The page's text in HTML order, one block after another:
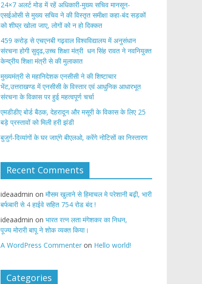
24×7 अलर्ट मोड में रहें अधिकारी-मुख्य सचिव मानसून-
एसईओसी से मुख्य सचिव ने की विस्तृत समीक्षा कहा-बंद सड़कों
को शीघ्र खोला जाए, लोगों को न हो दिक्कत
459 करोड़ से एचएनबी गढ़वाल विश्वविद्यालय में अनुसंधान
संरचना होगी सुदृढ,उच्च शिक्षा मंत्री धन सिंह रावत ने नवनियुक्त
केन्द्रीय शिक्षा मंत्री से की मुलाकात
मुख्यमंत्री से महानिदेशक एनसीसी ने की शिष्टाचार
भेंट,उत्तराखण्ड में एनसीसी के विस्तार एवं आधुनिक आधारभूत
संरचना के विकास पर हुई महत्वपूर्ण चर्चा
एमडीडीए बोर्ड बैठक, देहरादून और मसूरी के विकास के लिए 25
बड़े प्रस्तावों को मिली हरी झंडी
बुजुर्ग-दिव्यांगों के घर जाएंगे बीएलओ, करेंगे नोटिसों का निस्तारण
Recent Comments
ideaadmin on मौसम खुलाने से हिमाचल मे परेशानी बढ़ी, भारी
बर्फबारी से 4 हाईवे सहित 754 रोड बंद !
ideaadmin on भारत रत्न लता मंगेशकर का निधन,
पूज्य मोरारी बापू ने शोक व्यक्त किया।
A WordPress Commenter on Hello world!
Categories